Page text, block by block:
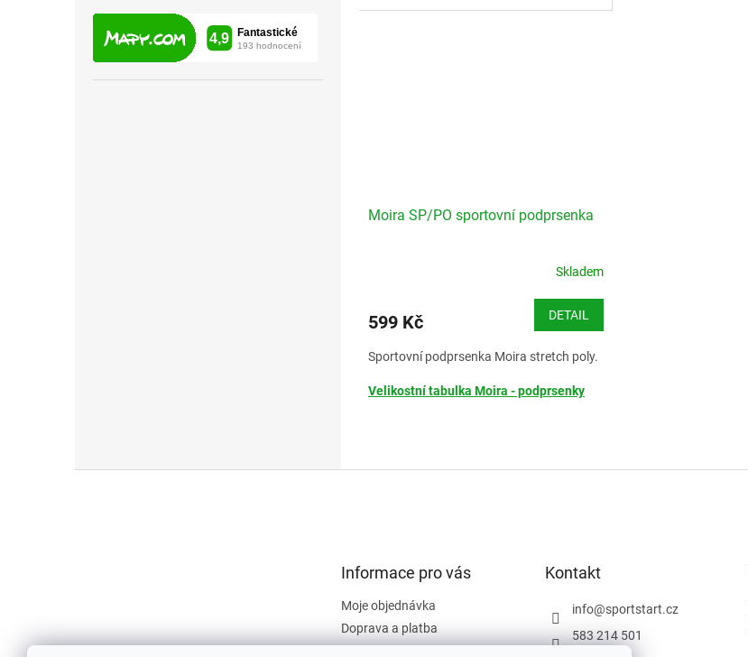
Velikostní tabulka Craft - podprsenky
Moira SP/PO sportovní podprsenka
Skladem
599 Kč DETAIL
Sportovní podprsenka Moira stretch poly.
Velikostní tabulka Moira - podprsenky
v
Informace pro vás
Moje objednávka
Doprava a platba
Kontakt
info@sportstart.cz
583 214 501